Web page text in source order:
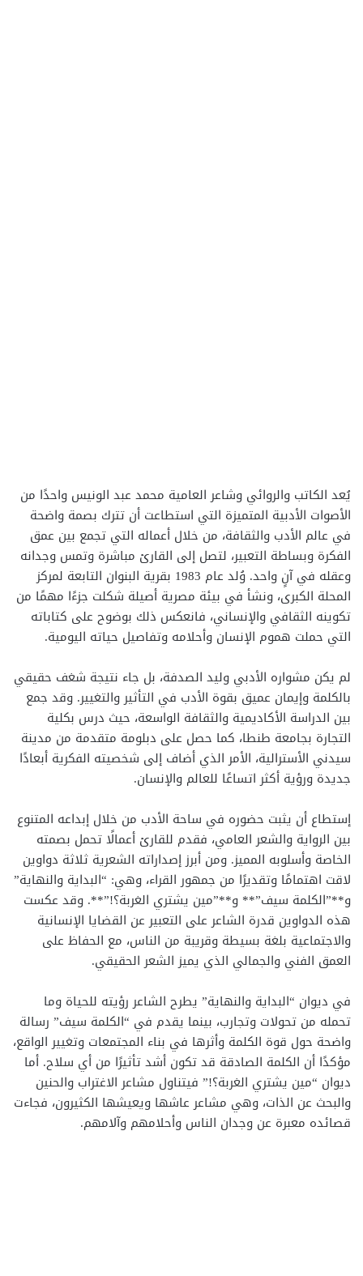
يُعد الكاتب والروائي وشاعر العامية محمد عبد الونيس واحدًا من
الأصوات الأدبية المتميزة التي استطاعت أن تترك بصمة واضحة
في عالم الأدب والثقافة، من خلال أعماله التي تجمع بين عمق
الفكرة وبساطة التعبير، لتصل إلى القارئ مباشرة وتمس وجدانه
وعقله في آنٍ واحد. وُلد عام 1983 بقرية البنوان التابعة لمركز
المحلة الكبرى، ونشأ في بيئة مصرية أصيلة شكلت جزءًا مهمًا من
تكوينه الثقافي والإنساني، فانعكس ذلك بوضوح على كتاباته
التي حملت هموم الإنسان وأحلامه وتفاصيل حياته اليومية.
لم يكن مشواره الأدبي وليد الصدفة، بل جاء نتيجة شغف حقيقي
بالكلمة وإيمان عميق بقوة الأدب في التأثير والتغيير. وقد جمع
بين الدراسة الأكاديمية والثقافة الواسعة، حيث درس بكلية
التجارة بجامعة طنطا، كما حصل على دبلومة متقدمة من مدينة
سيدني الأسترالية، الأمر الذي أضاف إلى شخصيته الفكرية أبعادًا
جديدة ورؤية أكثر اتساعًا للعالم والإنسان.
إستطاع أن يثبت حضوره في ساحة الأدب من خلال إبداعه المتنوع
بين الرواية والشعر العامي، فقدم للقارئ أعمالًا تحمل بصمته
الخاصة وأسلوبه المميز. ومن أبرز إصداراته الشعرية ثلاثة دواوين
لاقت اهتمامًا وتقديرًا من جمهور القراء، وهي: “البداية والنهاية”
و**”الكلمة سيف”** و**”مين يشتري الغربة؟!”**. وقد عكست
هذه الدواوين قدرة الشاعر على التعبير عن القضايا الإنسانية
والاجتماعية بلغة بسيطة وقريبة من الناس، مع الحفاظ على
العمق الفني والجمالي الذي يميز الشعر الحقيقي.
في ديوان “البداية والنهاية” يطرح الشاعر رؤيته للحياة وما
تحمله من تحولات وتجارب، بينما يقدم في “الكلمة سيف” رسالة
واضحة حول قوة الكلمة وأثرها في بناء المجتمعات وتغيير الواقع،
مؤكدًا أن الكلمة الصادقة قد تكون أشد تأثيرًا من أي سلاح. أما
ديوان “مين يشتري الغربة؟!” فيتناول مشاعر الاغتراب والحنين
والبحث عن الذات، وهي مشاعر عاشها ويعيشها الكثيرون، فجاءت
قصائده معبرة عن وجدان الناس وأحلامهم وآلامهم.